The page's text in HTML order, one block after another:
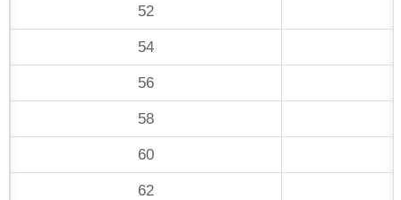
52
54
56
58
60
62